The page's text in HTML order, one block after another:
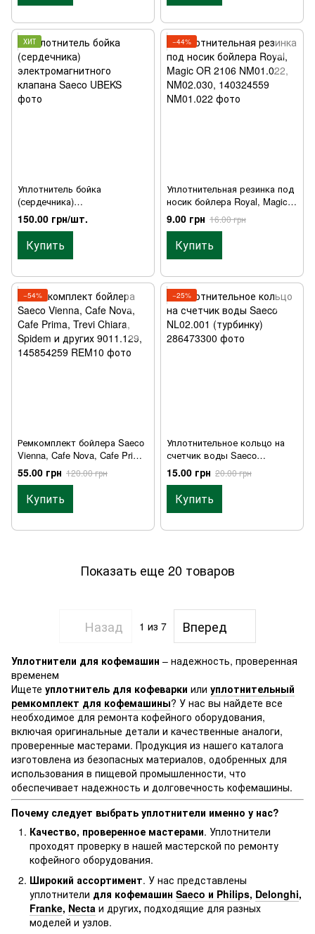
ХИТ
Уплотнитель бойка
(сердечника)
электромагнитного клапана
Saeco
150.00 грн/шт.
Купить
−44%
Уплотнительная резинка под
носик бойлера Royal, Magic
OR 2106 NM01.022, NM02.030,
140324559
9.00 грн 16.00 грн
Купить
−54%
Ремкомплект бойлера Saeco
Vienna, Cafe Nova, Cafe Prima,
Trevi Chiara, Spidem и других
9011.129, 145854259
55.00 грн 120.00 грн
Купить
−25%
Уплотнительное кольцо на
счетчик воды Saeco
NL02.001 (турбинку)
15.00 грн 20.00 грн
Купить
Показать еще 20 товаров
Назад 1 из 7 Вперед
Уплотнители для кофемашин – надежность, проверенная
временем
Ищете уплотнитель для кофеварки или уплотнительный
ремкомплект для кофемашины? У нас вы найдете все
необходимое для ремонта кофейного оборудования,
включая оригинальные детали и качественные аналоги,
проверенные мастерами. Продукция из нашего каталога
изготовлена ​​из безопасных материалов, одобренных для
использования в пищевой промышленности, что
обеспечивает надежность и долговечность кофемашины.
Почему следует выбрать уплотнители именно у нас?
Качество, проверенное мастерами. Уплотнители
проходят проверку в нашей мастерской по ремонту
кофейного оборудования.
Широкий ассортимент. У нас представлены
уплотнители для кофемашин Saeco и Philips, Delonghi,
Franke, Necta и других, подходящие для разных
моделей и узлов.